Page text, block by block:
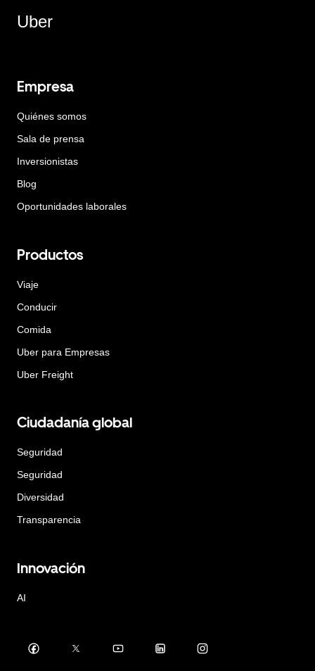
Uber
Empresa
Quiénes somos
Sala de prensa
Inversionistas
Blog
Oportunidades laborales
Productos
Viaje
Conducir
Comida
Uber para Empresas
Uber Freight
Ciudadanía global
Seguridad
Seguridad
Diversidad
Transparencia
Innovación
AI